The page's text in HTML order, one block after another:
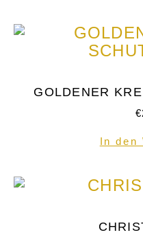
GOLDENER
€
In den